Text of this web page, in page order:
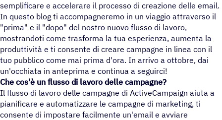
semplificare e accelerare il processo di creazione delle email.
In questo blog ti accompagneremo in un viaggio attraverso il
"prima" e il "dopo" del nostro nuovo flusso di lavoro,
mostrandoti come trasforma la tua esperienza, aumenta la
produttività e ti consente di creare campagne in linea con il
tuo pubblico come mai prima d'ora. In arrivo a ottobre, dai
un'occhiata in anteprima e continua a seguirci!
Che cos'è un flusso di lavoro delle campagne?
Il flusso di lavoro delle campagne di ActiveCampaign aiuta a
pianificare e automatizzare le campagne di marketing, ti
consente di impostare facilmente un'email e avviare